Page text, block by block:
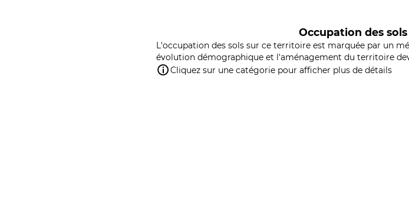
Occupation des
L'occupation des sols sur ce territoire est marquée par un
évolution démographique et l'aménagement du territoire
Cliquez sur une catégorie pour afficher plus de détails